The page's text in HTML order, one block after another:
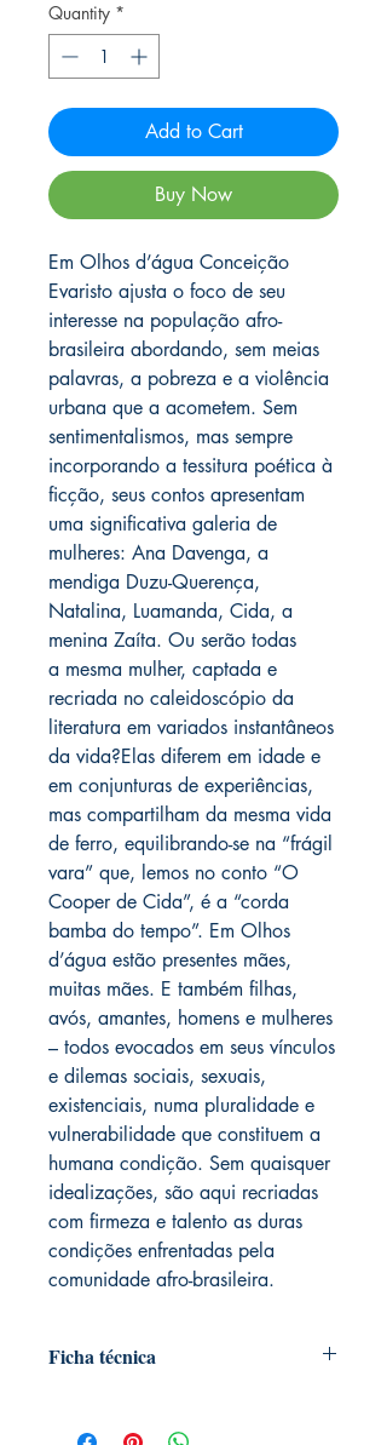
Quantity *
Add to Cart
Buy Now
Em Olhos d’água Conceição
Evaristo ajusta o foco de seu
interesse na população afro-
brasileira abordando, sem meias
palavras, a pobreza e a violência
urbana que a acometem. Sem
sentimentalismos, mas sempre
incorporando a tessitura poética à
ficção, seus contos apresentam
uma significativa galeria de
mulheres: Ana Davenga, a
mendiga Duzu-Querença,
Natalina, Luamanda, Cida, a
menina Zaíta. Ou serão todas
a mesma mulher, captada e
recriada no caleidoscópio da
literatura em variados instantâneos
da vida?Elas diferem em idade e
em conjunturas de experiências,
mas compartilham da mesma vida
de ferro, equilibrando-se na “frágil
vara” que, lemos no conto “O
Cooper de Cida”, é a “corda
bamba do tempo”. Em Olhos
d’água estão presentes mães,
muitas mães. E também filhas,
avós, amantes, homens e mulheres
– todos evocados em seus vínculos
e dilemas sociais, sexuais,
existenciais, numa pluralidade e
vulnerabilidade que constituem a
humana condição. Sem quaisquer
idealizações, são aqui recriadas
com firmeza e talento as duras
condições enfrentadas pela
comunidade afro-brasileira.
Ficha técnica
dezembro 2014)